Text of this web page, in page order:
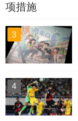
项措施
3
4